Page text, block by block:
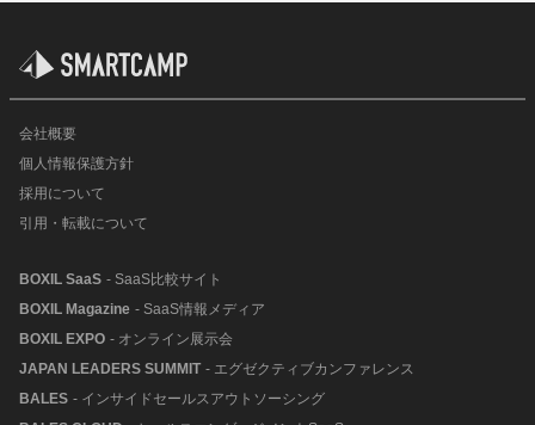
会社概要
個人情報保護方針
採用について
引用・転載について
BOXIL SaaS - SaaS比較サイト
BOXIL Magazine - SaaS情報メディア
BOXIL EXPO - オンライン展示会
JAPAN LEADERS SUMMIT - エグゼクティブカンファレンス
BALES - インサイドセールスアウトソーシング